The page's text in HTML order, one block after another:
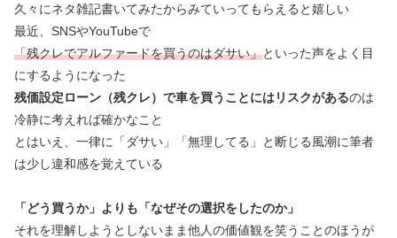
久々にネタ雑記書いてみたからみていってもらえると嬉しい
最近、SNSやYouTubeで
「残クレでアルファードを買うのはダサい」といった声をよく目
にするようになった
残価設定ローン（残クレ）で車を買うことにはリスクがあるのは
冷静に考えれば確かなこと
とはいえ、一律に「ダサい」「無理してる」と断じる風潮に筆者
は少し違和感を覚えている
「どう買うか」よりも「なぜその選択をしたのか」
それを理解しようとしないまま他人の価値観を笑うことのほうが